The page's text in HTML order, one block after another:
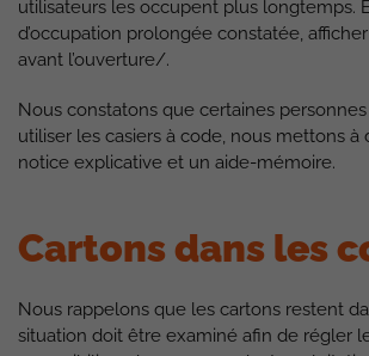
utilisateurs les occupent plus longtemps.
d’occupation prolongée constatée,
avant l’ouverture/.
Nous constatons que certaines
utiliser les casiers à code, nous mettons à
notice explicative et un aide-mémoire.
Cartons dans les
Nous rappelons que les cartons restent
situation doit être examiné afin de régler